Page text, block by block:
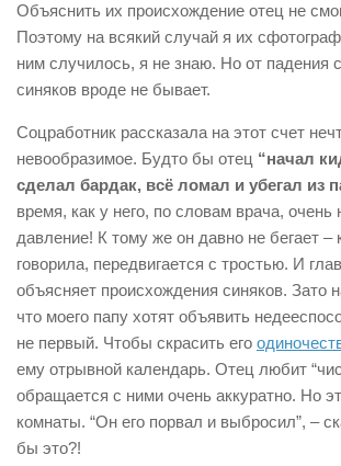
Объяснить их происхождение отец не
Поэтому на всякий случай я их
ним случилось, я не знаю. Но от падения
синяков вроде не бывает.
Соцработник рассказала на этот счет
невообразимое. Будто бы отец “начал
сделал бардак, всё ломал и убегал из
время, как у него, по словам врача, очень
давление! К тому же он давно не бегает –
говорила, передвигается с тростью. И
объясняет происхождения синяков. Зато
что моего папу хотят объявить
не первый. Чтобы скрасить его
ему отрывной календарь. Отец любит
обращается с ними очень аккуратно. Но
комнаты. “Он его порвал и выбросил”, –
бы это?!